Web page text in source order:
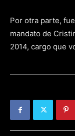
Por otra parte,
mandato de
2014, cargo que